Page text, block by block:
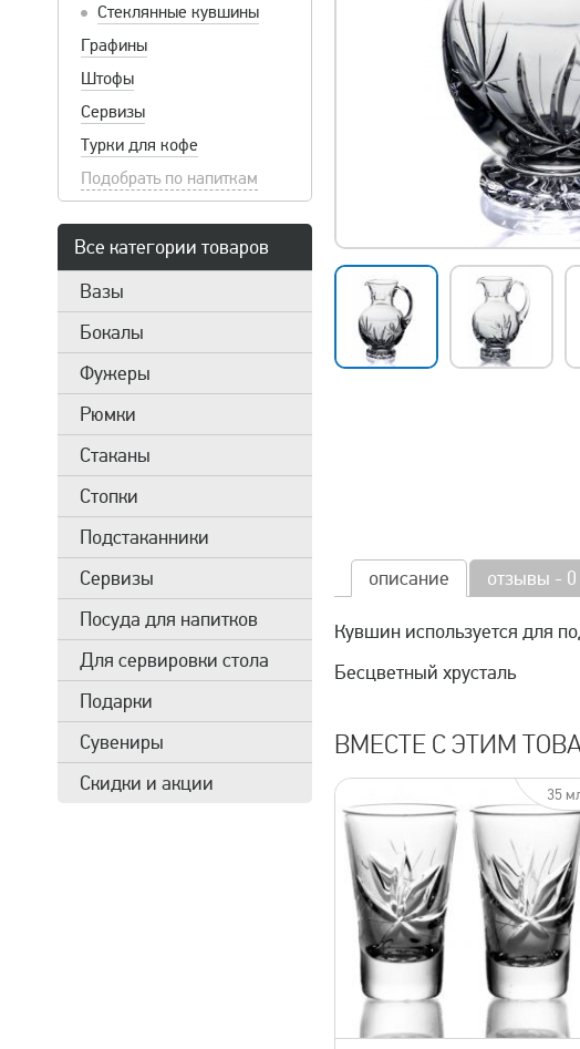
Стеклянные кувшины
Графины
Штофы
Сервизы
Турки для кофе
Подобрать по напиткам
Все категории товаров
Вазы
Бокалы
Фужеры
Рюмки
Стаканы
Стопки
Подстаканники
Сервизы
Посуда для напитков
Для сервировки стола
Подарки
Сувениры
Скидки и акции
описание отзывы - 0
Кувшин используется для
Бесцветный хрусталь
ВМЕСТЕ С ЭТИМ
35
быстрый просмотр